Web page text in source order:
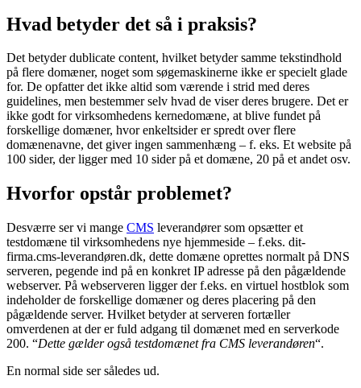
Hvad betyder det så i praksis?
Det betyder dublicate content, hvilket betyder samme tekstindhold
på flere domæner, noget som søgemaskinerne ikke er specielt glade
for. De opfatter det ikke altid som værende i strid med deres
guidelines, men bestemmer selv hvad de viser deres brugere. Det er
ikke godt for virksomhedens kernedomæne, at blive fundet på
forskellige domæner, hvor enkeltsider er spredt over flere
domænenavne, det giver ingen sammenhæng – f. eks. Et website på
100 sider, der ligger med 10 sider på et domæne, 20 på et andet osv.
Hvorfor opstår problemet?
Desværre ser vi mange CMS leverandører som opsætter et
testdomæne til virksomhedens nye hjemmeside – f.eks. dit-
firma.cms-leverandøren.dk, dette domæne oprettes normalt på DNS
serveren, pegende ind på en konkret IP adresse på den pågældende
webserver. På webserveren ligger der f.eks. en virtuel hostblok som
indeholder de forskellige domæner og deres placering på den
pågældende server. Hvilket betyder at serveren fortæller
omverdenen at der er fuld adgang til domænet med en serverkode
200. “Dette gælder også testdomænet fra CMS leverandøren“.
En normal side ser således ud.